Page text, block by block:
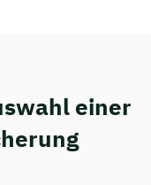
einer